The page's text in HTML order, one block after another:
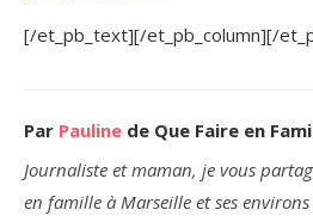
[/et_pb_text][/et_pb_column][/
Par Pauline de Que Faire en
Journaliste et maman, je vous
en famille à Marseille et ses